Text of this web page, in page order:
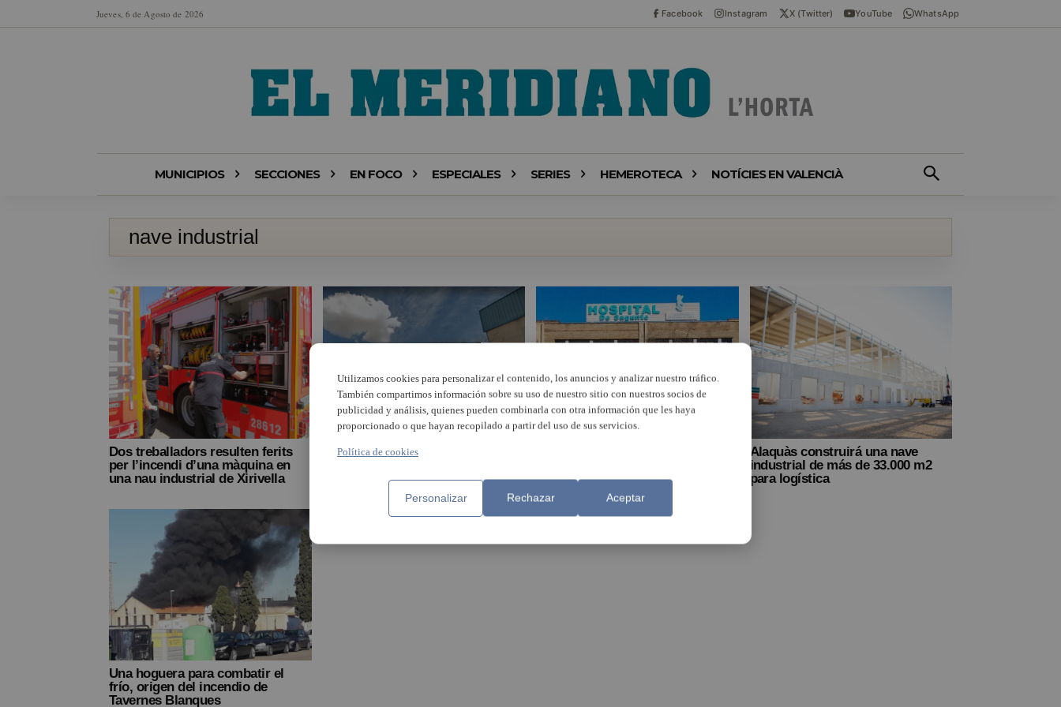
Jueves, 6 de Agosto de 2026 Facebook Instagram X (Twitter) YouTube WhatsApp
MUNICIPIOS SECCIONES EN FOCO ESPECIALES SERIES HEMEROTECA NOTÍCIES EN VALENCIÀ
nave industrial
Dos treballadors resulten ferits
per l’incendi d’una màquina en
una nau industrial de Xirivella
Fallece un joven al caer de una
Asistidas tres personas por
Alaquàs construirá una nave
industrial de más de 33.000 m2
para logística
Una hoguera para combatir el
frío, origen del incendio de
Tavernes Blanques
Utilizamos cookies para personalizar el contenido, los anuncios y analizar nuestro tráfico.
También compartimos información sobre su uso de nuestro sitio con nuestros socios de
publicidad y análisis, quienes pueden combinarla con otra información que les haya
proporcionado o que hayan recopilado a partir del uso de sus servicios.
Política de cookies
Personalizar Rechazar Aceptar